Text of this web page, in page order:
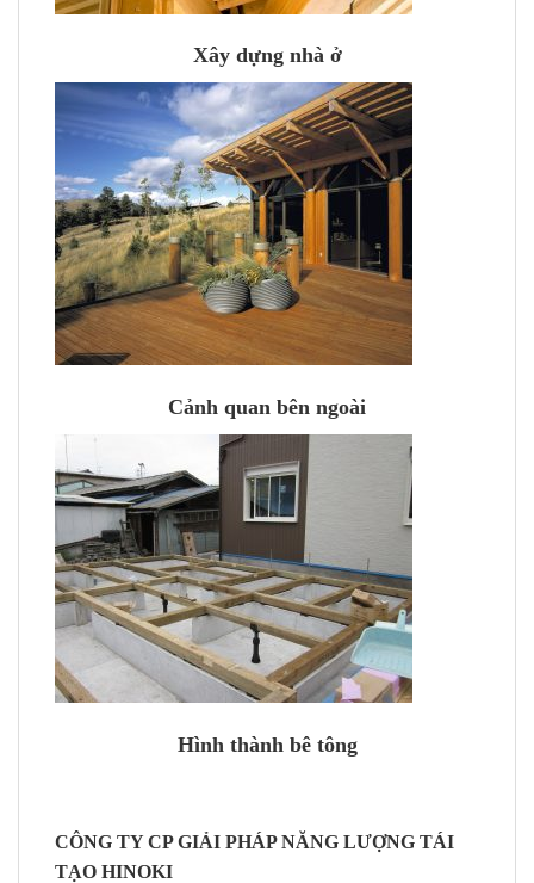
Xây dựng nhà ở
Cảnh quan bên ngoài
Hình thành bê tông
CÔNG TY CP GIẢI PHÁP NĂNG LƯỢNG TÁI
TẠO HINOKI